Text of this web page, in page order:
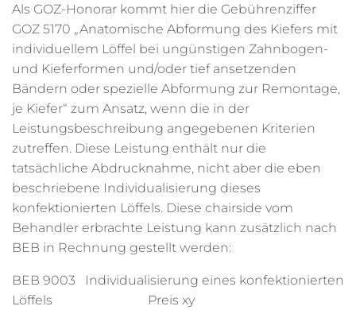
Als GOZ-Honorar kommt hier die Gebührenziffer
GOZ 5170 „Anatomische Abformung des Kiefers mit
individuellem Löffel bei ungünstigen Zahnbogen-
und Kieferformen und/oder tief ansetzenden
Bändern oder spezielle Abformung zur Remontage,
je Kiefer“ zum Ansatz, wenn die in der
Leistungsbeschreibung angegebenen Kriterien
zutreffen. Diese Leistung enthält nur die
tatsächliche Abdrucknahme, nicht aber die eben
beschriebene Individualisierung dieses
konfektionierten Löffels. Diese chairside vom
Behandler erbrachte Leistung kann zusätzlich nach
BEB in Rechnung gestellt werden:
BEB 9003 Individualisierung eines konfektionierten
Löffels Preis xy